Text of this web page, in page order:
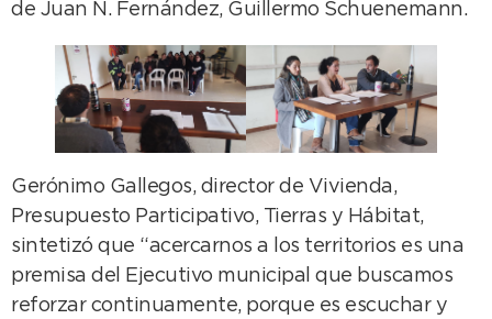
de Juan N. Fernández, Guillermo Schuenemann.
Gerónimo Gallegos, director de Vivienda,
Presupuesto Participativo, Tierras y Hábitat,
sintetizó que “acercarnos a los territorios es una
premisa del Ejecutivo municipal que buscamos
reforzar continuamente, porque es escuchar y